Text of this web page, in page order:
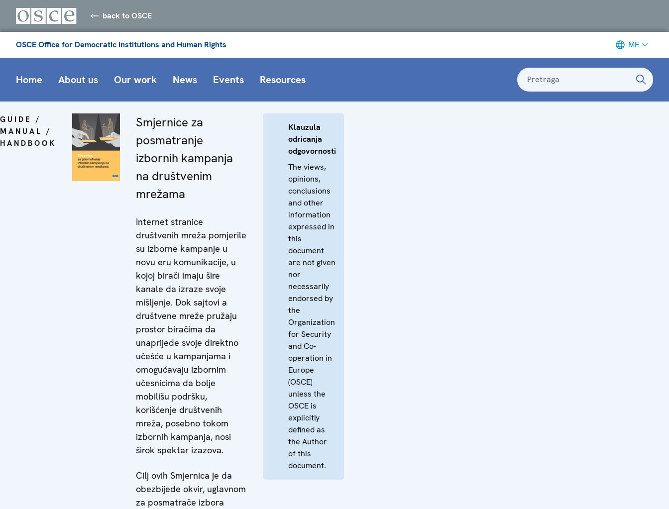
back to OSCE
OSCE Office for Democratic Institutions and Human Rights ME
Home About us Our work News Events Resources Pretraga
GUIDE /
MANUAL /
HANDBOOK
Smjernice za
posmatranje
izbornih kampanja
na društvenim
mrežama
Internet stranice
društvenih mreža pomjerile
su izborne kampanje u
novu eru komunikacije, u
kojoj birači imaju šire
kanale da izraze svoje
mišljenje. Dok sajtovi a
društvene mreže pružaju
prostor biračima da
unaprijede svoje direktno
učešće u kampanjama i
omogućavaju izbornim
učesnicima da bolje
mobilišu podršku,
korišćenje društvenih
mreža, posebno tokom
izbornih kampanja, nosi
širok spektar izazova.
Cilj ovih Smjernica je da
obezbijede okvir, uglavnom
za posmatrače izbora
Klauzula
odricanja
odgovornosti
The views,
opinions,
conclusions
and other
information
expressed in
this
document
are not given
nor
necessarily
endorsed by
the
Organization
for Security
and Co-
operation in
Europe
(OSCE)
unless the
OSCE is
explicitly
defined as
the Author
of this
document.